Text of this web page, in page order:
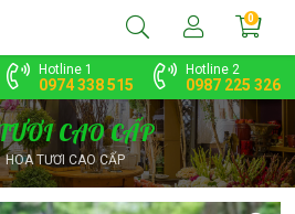
Hotline 1
0974 338 515
Hotline 2
0987 225 326
0
CAO CẤP
HOA TƯƠI CAO CẤP